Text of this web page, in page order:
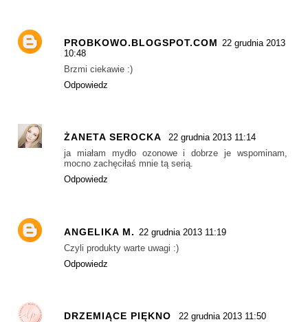
PROBKOWO.BLOGSPOT.COM 22 grudnia 2013
10:48
Brzmi ciekawie :)
Odpowiedz
ŻANETA SEROCKA
22 grudnia 2013 11:14
ja miałam mydło ozonowe i dobrze je wspominam,
mocno zachęciłaś mnie tą serią.
Odpowiedz
ANGELIKA M. 22 grudnia 2013 11:19
Czyli produkty warte uwagi :)
Odpowiedz
DRZEMIĄCE PIĘKNO
22 grudnia 2013 11:50